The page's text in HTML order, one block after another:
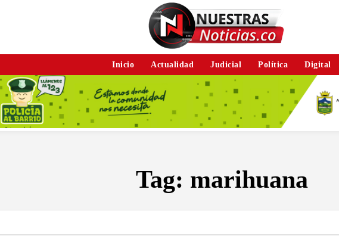
Inicio Actualidad Judicial Política Digital
Tag: marihuana